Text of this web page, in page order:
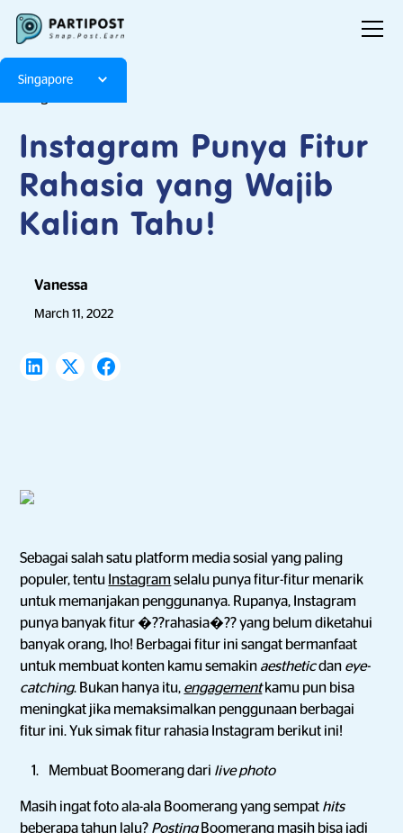
Singapore
Instagram Punya Fitur
Rahasia yang Wajib
Kalian Tahu!
Vanessa
March 11, 2022
Sebagai salah satu platform media sosial yang paling
populer, tentu Instagram selalu punya fitur-fitur menarik
untuk memanjakan penggunanya. Rupanya, Instagram
punya banyak fitur �??rahasia�?? yang belum diketahui
banyak orang, lho! Berbagai fitur ini sangat bermanfaat
untuk membuat konten kamu semakin aestheticdan eye-
catching. Bukan hanya itu, engagement kamu pun bisa
meningkat jika memaksimalkan penggunaan berbagai
fitur ini. Yuk simak fitur rahasia Instagram berikut ini!
Membuat Boomerang dari live photo
Masih ingat foto ala-ala Boomerang yang sempat hits
beberapa tahun lalu? Posting Boomerang masih bisa jadi